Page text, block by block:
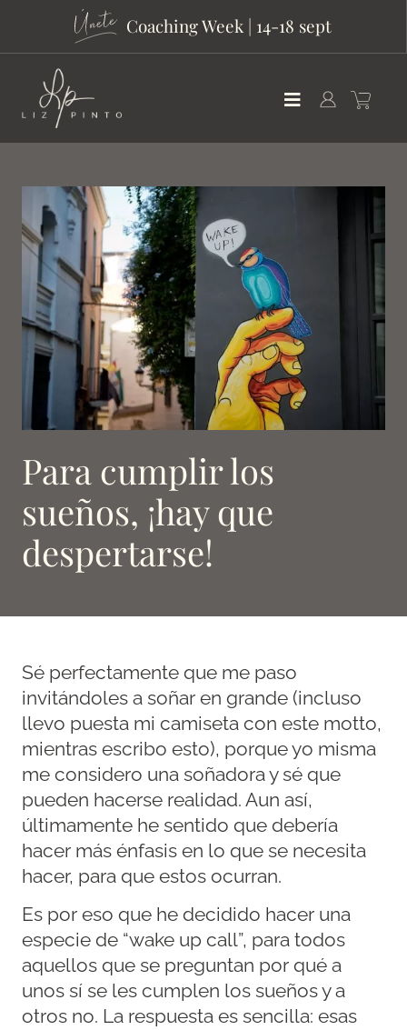
Coaching Week | 14-18 sept
Para cumplir los
sueños, ¡hay que
despertarse!
Sé perfectamente que me paso
invitándoles a soñar en grande (incluso
llevo puesta mi camiseta con este motto,
mientras escribo esto), porque yo misma
me considero una soñadora y sé que
pueden hacerse realidad. Aun así,
últimamente he sentido que debería
hacer más énfasis en lo que se necesita
hacer, para que estos ocurran.
Es por eso que he decidido hacer una
especie de “wake up call”, para todos
aquellos que se preguntan por qué a
unos sí se les cumplen los sueños y a
otros no. La respuesta es sencilla: esas